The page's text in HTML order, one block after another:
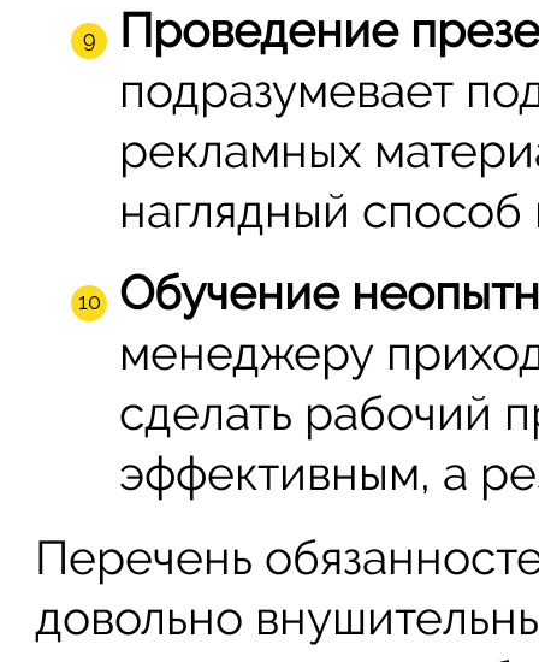
Проведение
подразумевает
рекламных
наглядный
Обучение
менеджеру
сделать рабочий
эффективным, а
Перечень
довольно